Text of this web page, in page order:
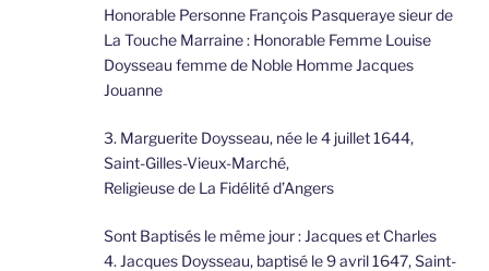
Honorable Personne François Pasqueraye sieur de
La Touche Marraine : Honorable Femme Louise
Doysseau femme de Noble Homme Jacques
Jouanne
3. Marguerite Doysseau, née le 4 juillet 1644,
Saint-Gilles-Vieux-Marché,
Religieuse de La Fidélité d’Angers
Sont Baptisés le même jour : Jacques et Charles
4. Jacques Doysseau, baptisé le 9 avril 1647, Saint-